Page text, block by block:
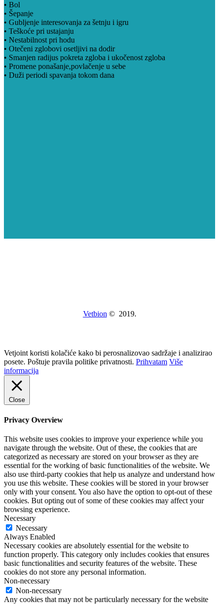
• Bol
• Šepanje
• Gubljenje interesovanja za šetnju i igru
• Teškoće pri ustajanju
• Nestabilnost pri hodu
• Otečeni zglobovi osetljivi na dodir
• Smanjen radijus pokreta zgloba i ukočenost zgloba
• Promene ponašanje,povlačenje u sebe
• Duži periodi spavanja tokom dana
Vetbion © 2019.
Vetjoint koristi kolačiće kako bi perosnalizovao sadržaje i analizirao
posete. Poštuje pravila politike privatnosti. Prihvatam Više
informacija
Close
Privacy Overview
This website uses cookies to improve your experience while you
navigate through the website. Out of these, the cookies that are
categorized as necessary are stored on your browser as they are
essential for the working of basic functionalities of the website. We
also use third-party cookies that help us analyze and understand how
you use this website. These cookies will be stored in your browser
only with your consent. You also have the option to opt-out of these
cookies. But opting out of some of these cookies may affect your
browsing experience.
Necessary
Necessary
Always Enabled
Necessary cookies are absolutely essential for the website to
function properly. This category only includes cookies that ensures
basic functionalities and security features of the website. These
cookies do not store any personal information.
Non-necessary
Non-necessary
Any cookies that may not be particularly necessary for the website